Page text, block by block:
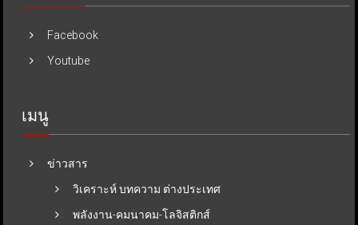
Facebook
Youtube
เมนู
ข่าวสาร
วิเคราะห์ บทความ ต่างประเทศ
พลังงาน-คมนาคม-โลจิสติกส์